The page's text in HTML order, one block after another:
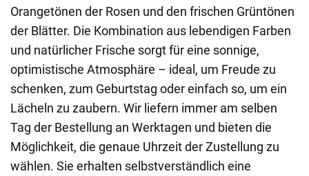
Orangetönen der Rosen und den frischen Grüntönen
der Blätter. Die Kombination aus lebendigen Farben
und natürlicher Frische sorgt für eine sonnige,
optimistische Atmosphäre – ideal, um Freude zu
schenken, zum Geburtstag oder einfach so, um ein
Lächeln zu zaubern. Wir liefern immer am selben
Tag der Bestellung an Werktagen und bieten die
Möglichkeit, die genaue Uhrzeit der Zustellung zu
wählen. Sie erhalten selbstverständlich eine